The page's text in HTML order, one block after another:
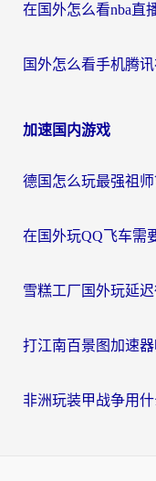
加速国内游戏